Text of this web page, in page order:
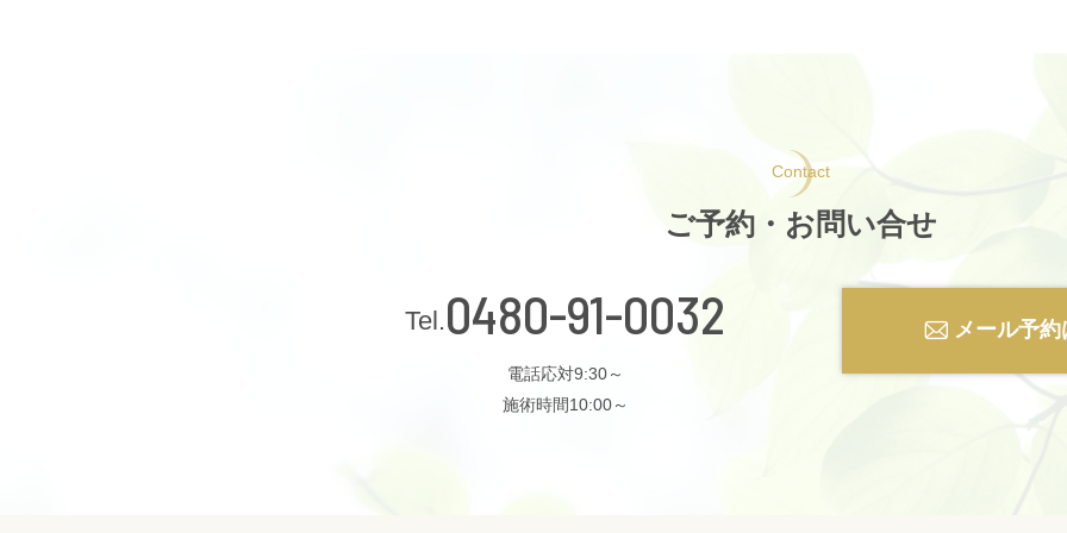
Contact
ご予約・お問い合せ
0480-91-0032
電話応対9:30～
施術時間10:00～
メール予